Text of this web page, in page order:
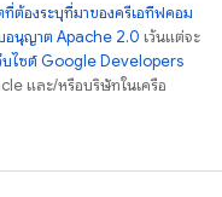
ต้องระบุที่มาของครีเอทีฟคอม
อนุญาต Apache 2.0 เว้นแต่จะ
บไซต์ Google Developers
และ/หรือบริษัทในเครือ